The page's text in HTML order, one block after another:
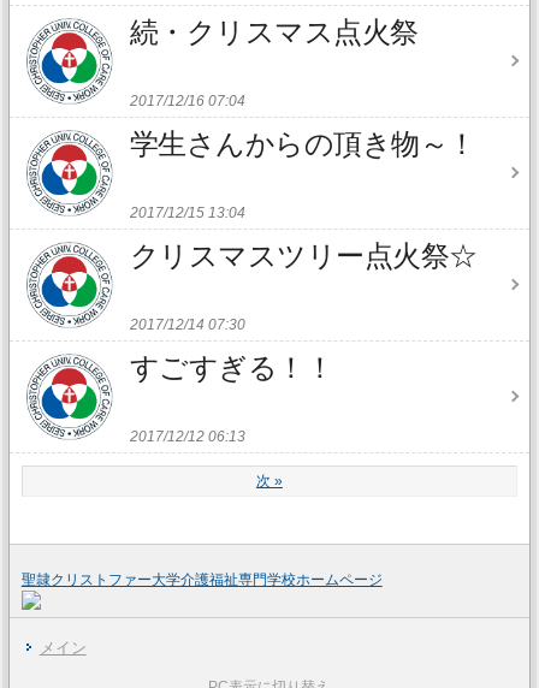
続・クリスマス点火祭
2017/12/16 07:04
学生さんからの頂き物～！
2017/12/15 13:04
クリスマスツリー点火祭☆
2017/12/14 07:30
すごすぎる！！
2017/12/12 06:13
次 »
聖隷クリストファー大学介護福祉専門学校ホームページ
メイン